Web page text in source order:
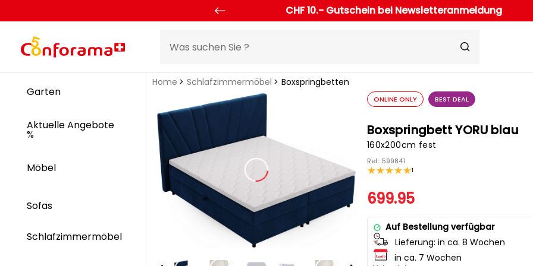
CHF 10.- Gutschein bei Newsletteranmeldung
Garten
Aktuelle Angebote
%
Möbel
Sofas
Schlafzimmermöbel
Home Schlafzimmermöbel Boxspringbetten
ONLINE ONLY BEST DEAL
Boxspringbett YORU blau
160x200cm fest
Ref.: 599841
1
699.95
Auf Bestellung verfügbar
Lieferung: in ca. 8 Wochen
in ca. 7 Wochen